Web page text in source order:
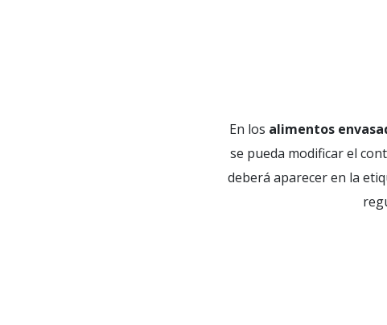
En los alimentos
se pueda modificar el
deberá aparecer en la